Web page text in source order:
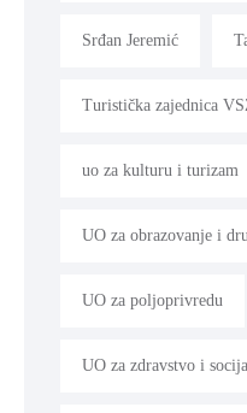
Srđan Jeremić
Turistička zajednica
uo za kulturu i turizam
UO za obrazovanje i
UO za poljoprivredu
UO za zdravstvo i